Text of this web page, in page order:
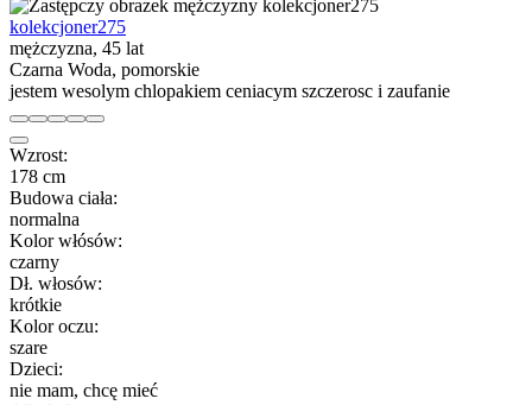
kolekcjoner275
mężczyzna, 45 lat
Czarna Woda, pomorskie
jestem wesolym chlopakiem ceniacym szczerosc i zaufanie
Wzrost:
178 cm
Budowa ciała:
normalna
Kolor włósów:
czarny
Dł. włosów:
krótkie
Kolor oczu:
szare
Dzieci:
nie mam, chcę mieć